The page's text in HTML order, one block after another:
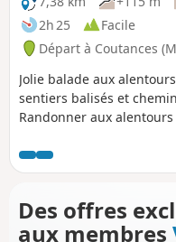
2h 25
Facile
Départ à Coutances
Jolie balade aux
sentiers balisés et
Randonner aux alentours
Des offres
aux membres